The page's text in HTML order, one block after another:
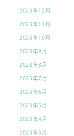
2023年12月
2023年11月
2023年10月
2023年9月
2023年8月
2023年7月
2023年6月
2023年5月
2023年4月
2023年3月